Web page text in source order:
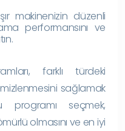
makinenizin düzenli
performansını ve
farklı türdeki
sağlamak
programı seçmek,
olmasını ve en iyi